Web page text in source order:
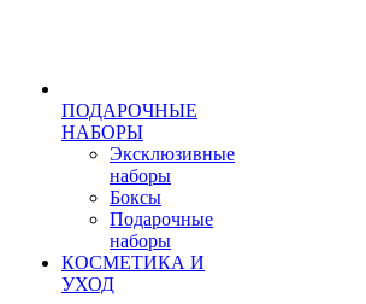
ПОДАРОЧНЫЕ
НАБОРЫ
Эксклюзивные
наборы
Боксы
Подарочные
наборы
КОСМЕТИКА И
УХОД